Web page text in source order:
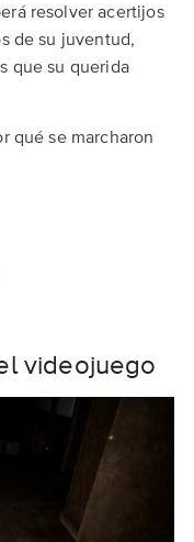
resolver acertijos
de su juventud,
que su querida
qué se marcharon
videojuego